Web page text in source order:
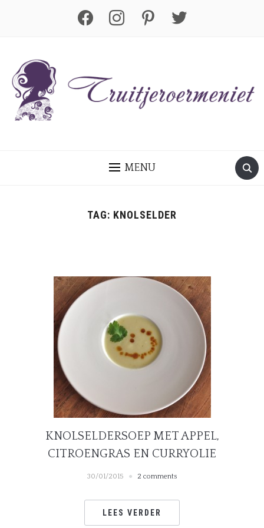
facebook instagram pinterest twitter
MENU
TAG: KNOLSELDER
KNOLSELDERSOEP MET APPEL,
CITROENGRAS EN CURRYOLIE
30/01/2015 2 comments
LEES VERDER